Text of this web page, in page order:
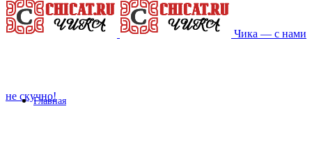
Чика — с нами
не скучно!
Главная